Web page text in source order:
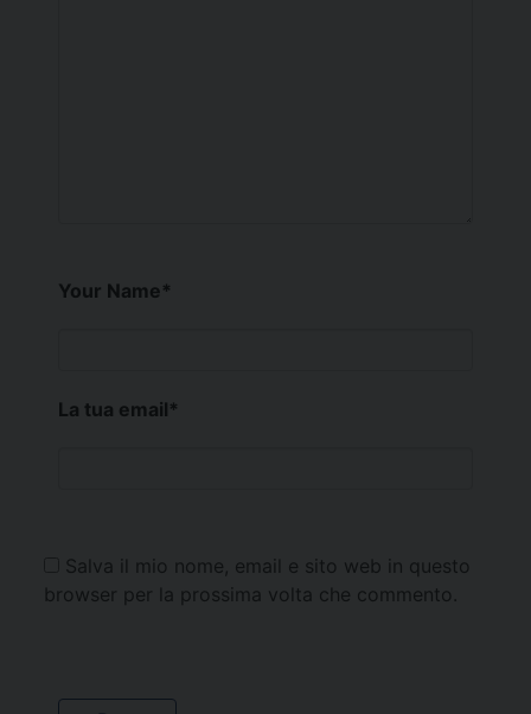
Your Name*
La tua email*
Salva il mio nome, email e sito web in questo
browser per la prossima volta che commento.